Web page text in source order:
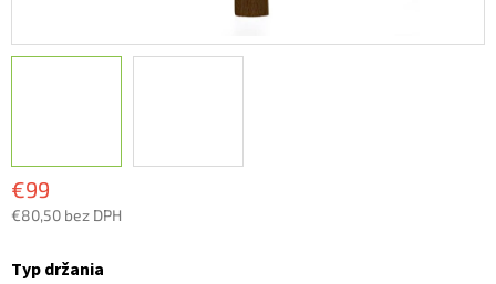
€99
€80,50 bez DPH
cena:
Typ držania